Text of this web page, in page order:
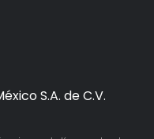
S.A. de C.V.